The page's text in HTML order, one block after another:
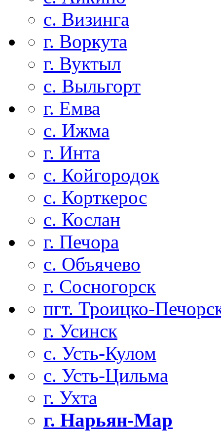
с. Визинга
г. Воркута
г. Вуктыл
с. Выльгорт
г. Емва
с. Ижма
г. Инта
с. Койгородок
с. Корткерос
с. Кослан
г. Печора
с. Объячево
г. Сосногорск
пгт. Троицко-
г. Усинск
с. Усть-Кулом
с. Усть-Цильма
г. Ухта
г. Нарьян-Мар